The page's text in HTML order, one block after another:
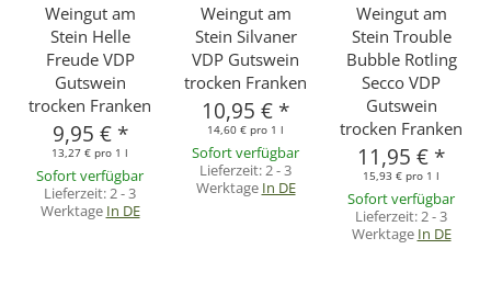
Weingut am
Stein Helle
Freude VDP
Gutswein
trocken Franken
9,95 € *
13,27 € pro 1 l
Sofort verfügbar
Lieferzeit:2 - 3
Werktage In DE
Weingut am
Stein Silvaner
VDP Gutswein
trocken Franken
10,95 € *
14,60 € pro 1 l
Sofort verfügbar
Lieferzeit:2 - 3
Werktage In DE
Weingut am
Stein Trouble
Bubble Rotling
Secco VDP
Gutswein
trocken Franken
11,95 € *
15,93 € pro 1 l
Sofort verfügbar
Lieferzeit:2 - 3
Werktage In DE